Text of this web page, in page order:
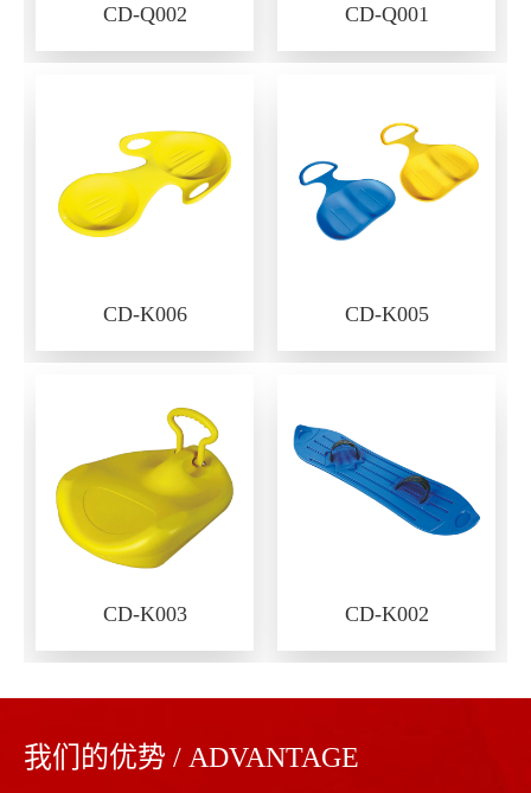
CD-Q002 CD-Q001
CD-K006 CD-K005
CD-K003 CD-K002
我们的优势 / ADVANTAGE